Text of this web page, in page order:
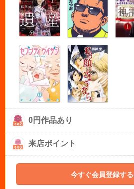
0円作品あり
来店ポイント
今すぐ会員登録す